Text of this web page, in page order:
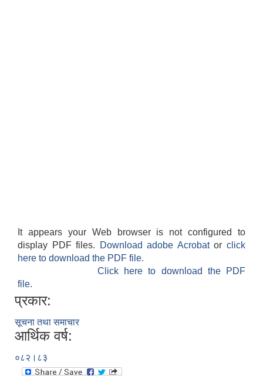
It appears your Web browser is not configured to
display PDF files.
Download adobe Acrobatorclick
here to download the PDF file.
Click here to download the PDF
file.
प्रकार:
सूचना तथा समाचार
आर्थिक वर्ष:
०८२।८३